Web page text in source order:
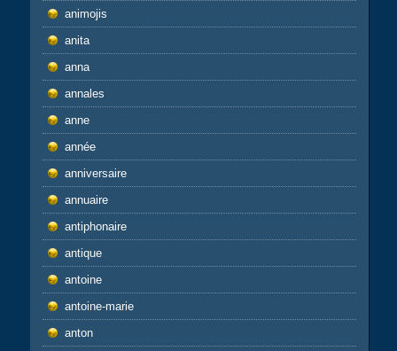
animojis
anita
anna
annales
anne
année
anniversaire
annuaire
antiphonaire
antique
antoine
antoine-marie
anton